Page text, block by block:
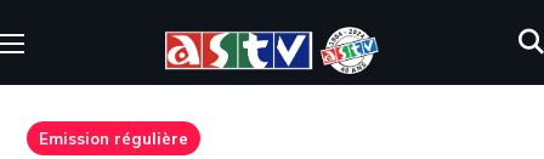
Emission régulière